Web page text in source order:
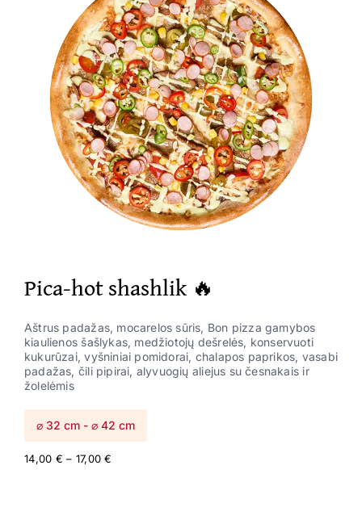
Pica-hot shashlik 🔥
Aštrus padažas, mocarelos sūris, Bon pizza gamybos
kiaulienos šašlykas, medžiotojų dešrelės, konservuoti
kukurūzai, vyšniniai pomidorai, chalapos paprikos, vasabi
padažas, čili pipirai, alyvuogių aliejus su česnakais ir
žolelėmis
⌀ 32 cm - ⌀ 42 cm
14,00 € – 17,00€